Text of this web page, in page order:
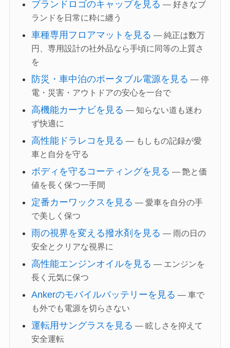
ブランドロゴのキャップを見る — 好きなブ
ランドを日常に粋に纏う
車種専用フロアマットを見る — 純正は数万
円、専用設計の社外品なら手頃に同等の上質さ
を
防災・車中泊のポータブル電源を見る — 停
電・災害・アウトドアの安心を一台で
高機能カーナビを見る — 知らない道も迷わ
ず快適に
高性能ドラレコを見る — もしもの記録が愛
車と自分を守る
ボディを守るコーティングを見る — 艶と価
値を長く保つ一手間
定番カーワックスを見る — 愛車を自分の手
で美しく保つ
雨の視界を変える撥水剤を見る — 雨の日の
安全とクリアな視界に
高性能エンジンオイルを見る — エンジンを
長く元気に保つ
Ankerのモバイルバッテリーを見る — 車で
も外でも電源を切らさない
運転用サングラスを見る — 眩しさを抑えて
安全運転